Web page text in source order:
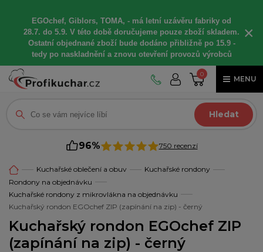
EGOchef, Giblors, TOMA, - má letní uzávěru fabriky od
28.7. do 5.9. V této době doručujeme pouze zboží skladem.
Ostatní objednané zboží bude dodáno přibližně po 15.9 -
tedy po naskladnění a znovu otevření provozů výrobců
×
0
MENU
Hledat
96% 750 recenzí
Kuchařské oblečení a obuv
Kuchařské rondony
Rondony na objednávku
Kuchařské rondony z mikrovlákna na objednávku
Kuchařský rondon EGOchef ZIP (zapínání na zip) - černý
Kuchařský rondon EGOchef ZIP
(zapínání na zip) - černý